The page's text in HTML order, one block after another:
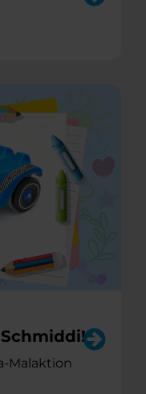
Malaktion